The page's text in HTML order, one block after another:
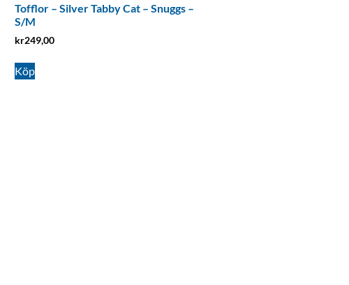
Tofflor – Silver Tabby Cat – Snuggs –
S/M
kr249,00
Köp